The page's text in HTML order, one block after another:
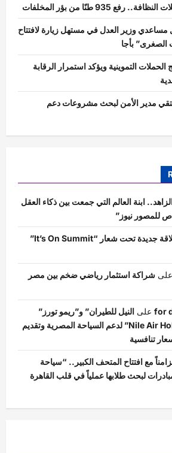
935 طنًا من بؤر المخلفات
مساعدي وزير العدل في مستهل زيارة لافتتاح
بأجا
الحملات التموينية ويؤكد استمرار الرقابة
مدير الأمن لبحث مشروعات دعم
ابنة العالم التي جمعت بين ذكاء العقل
للمصور نيوز”
انطلاقة جديدة تحت شعار “It’s On Summit”
على شراكة استثمار رياضي ضخم بين مصر
for على النيل للطيران” و”ريمو تورز”
تطلقان منصة “Nile Air Holidays” لدعم السياحة المصرية وتقديم
تنافسية
مع افتتاح المتحف الكبير.. “سياحة
لبحث طلابها عملياً في قلب القاهرة